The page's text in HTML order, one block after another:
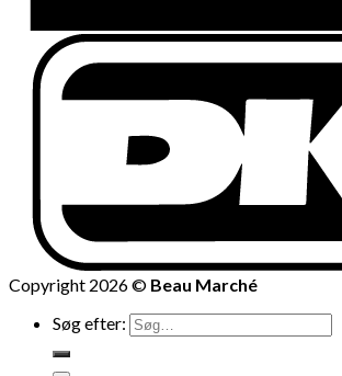
Copyright 2026 © Beau Marché
Søg efter: